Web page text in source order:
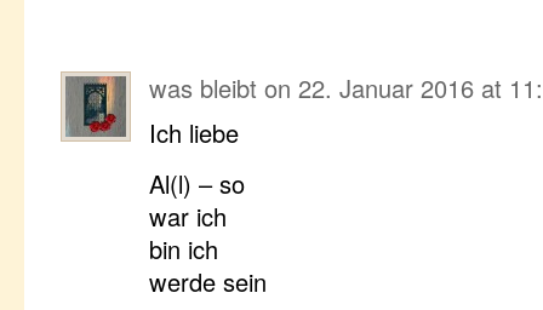
was bleibt on 22. Januar 2016 at
Ich liebe
Al(l) – so
war ich
bin ich
werde sein